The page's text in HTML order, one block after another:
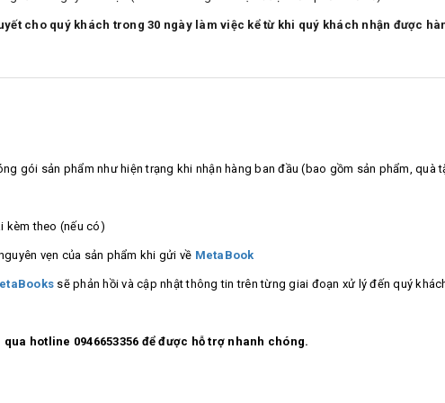
cho quý khách trong 30 ngày làm việc kể từ khi quý khách nhận được
gói sản phẩm như hiện trạng khi nhận hàng ban đầu (bao gồm sản phẩm, quà
kèm theo (nếu có)
vẹn của sản phẩm khi gửi về MetaBook
sẽ phản hồi và cập nhật thông tin trên từng giai đoạn xử lý đến quý
hotline 0946653356 để được hỗ trợ nhanh chóng.